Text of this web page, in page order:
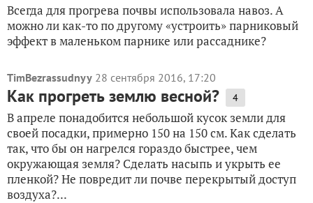
Всегда для прогрева почвы использовала навоз. А
можно ли как-то по другому «устроить» парниковый
эффект в маленьком парнике или рассаднике?
TimBezrassudnyy 28 сентября 2016, 17:20
Как прогреть землю весной? 4
В апреле понадобится небольшой кусок земли для
своей посадки, примерно 150 на 150 см. Как сделать
так, что бы он нагрелся гораздо быстрее, чем
окружающая земля? Сделать насыпь и укрыть ее
пленкой? Не повредит ли почве перекрытый доступ
воздуха?...